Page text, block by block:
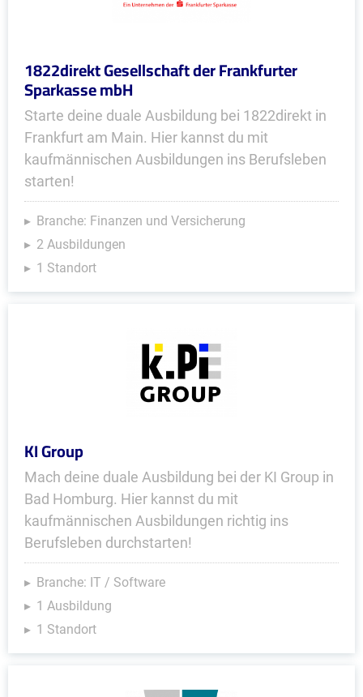
1822direkt Gesellschaft der Frankfurter
Sparkasse mbH
Starte deine duale Ausbildung bei 1822direkt in
Frankfurt am Main. Hier kannst du mit
kaufmännischen Ausbildungen ins Berufsleben
starten!
Branche: Finanzen und Versicherung
2 Ausbildungen
1 Standort
KI Group
Mach deine duale Ausbildung bei der KI Group in
Bad Homburg. Hier kannst du mit
kaufmännischen Ausbildungen richtig ins
Berufsleben durchstarten!
Branche: IT / Software
1 Ausbildung
1 Standort